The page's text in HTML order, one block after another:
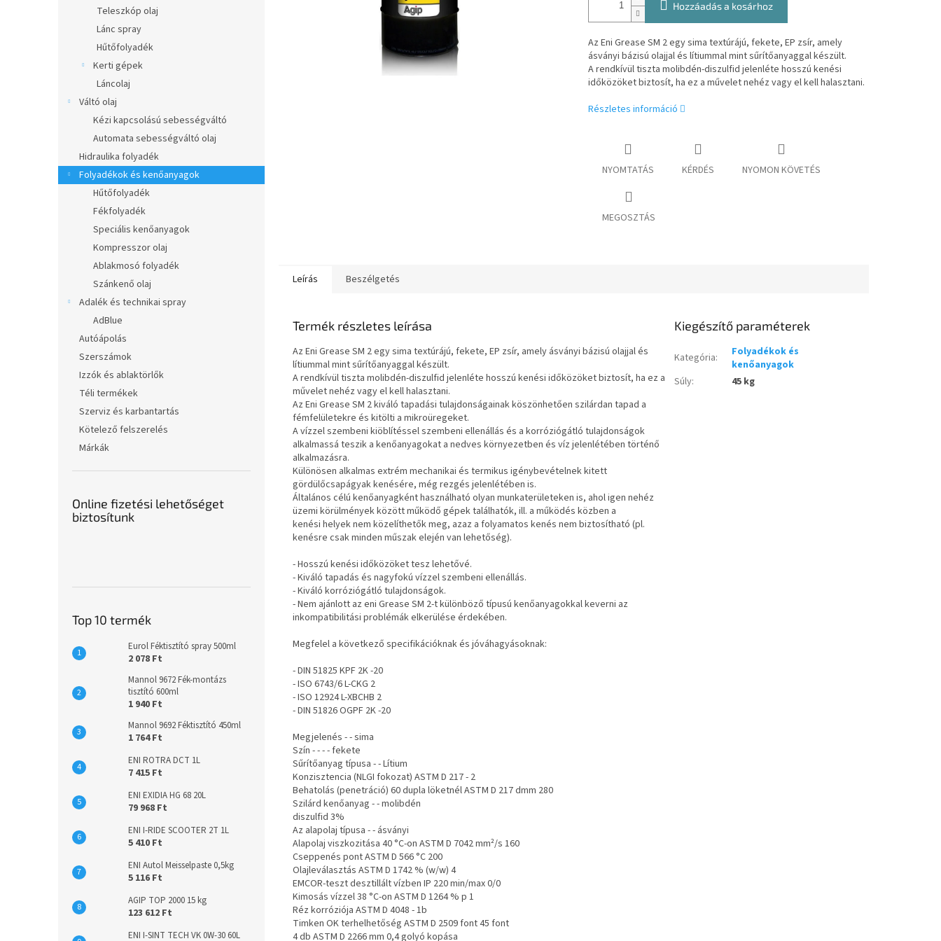
Teleszkóp olaj
Lánc spray
Hűtőfolyadék
Kerti gépek
Láncolaj
Váltó olaj
Kézi kapcsolású sebességváltó
Automata sebességváltó olaj
Hidraulika folyadék
Folyadékok és kenőanyagok
Hűtőfolyadék
Fékfolyadék
Speciális kenőanyagok
Kompresszor olaj
Ablakmosó folyadék
Szánkenő olaj
Adalék és technikai spray
AdBlue
Autóápolás
Szerszámok
Izzók és ablaktörlők
Téli termékek
Szerviz és karbantartás
Kötelező felszerelés
Márkák
Online fizetési lehetőséget
biztosítunk
Top 10 termék
Eurol Féktisztító spray 500ml
2 078 Ft
Mannol 9672 Fék-montázs
tisztító 600ml
1 940 Ft
Mannol 9692 Féktisztító 450ml
1 764 Ft
ENI ROTRA DCT 1L
7 415 Ft
ENI EXIDIA HG 68 20L
79 968 Ft
ENI I-RIDE SCOOTER 2T 1L
5 410 Ft
ENI Autol Meisselpaste 0,5kg
5 116 Ft
AGIP TOP 2000 15 kg
123 612 Ft
ENI I-SINT TECH VK 0W-30 60L
Hozzáadás a kosárhoz
Az Eni Grease SM 2 egy sima textúrájú, fekete, EP zsír, amely
ásványi bázisú olajjal és lítiummal mint sűrítőanyaggal készült.
A rendkívül tiszta molibdén-diszulfid jelenléte hosszú kenési
időközöket biztosít, ha ez a művelet nehéz vagy el kell halasztani.
Részletes információ
NYOMTATÁS KÉRDÉS NYOMON KÖVETÉS
MEGOSZTÁS
Leírás Beszélgetés
Termék részletes leírása
Az Eni Grease SM 2 egy sima textúrájú, fekete, EP zsír, amely ásványi bázisú olajjal és
lítiummal mint sűrítőanyaggal készült.
A rendkívül tiszta molibdén-diszulfid jelenléte hosszú kenési időközöket biztosít, ha ez a
művelet nehéz vagy el kell halasztani.
Az Eni Grease SM 2 kiváló tapadási tulajdonságainak köszönhetően szilárdan tapad a
fémfelületekre és kitölti a mikroüregeket.
A vízzel szembeni kiöblítéssel szembeni ellenállás és a korróziógátló tulajdonságok
alkalmassá teszik a kenőanyagokat a nedves környezetben és víz jelenlétében történő
alkalmazásra.
Különösen alkalmas extrém mechanikai és termikus igénybevételnek kitett
gördülőcsapágyak kenésére, még rezgés jelenlétében is.
Általános célú kenőanyagként használható olyan munkaterületeken is, ahol igen nehéz
üzemi körülmények között működő gépek találhatók, ill. a működés közben a
kenési helyek nem közelíthetők meg, azaz a folyamatos kenés nem biztosítható (pl.
kenésre csak minden műszak elején van lehetőség).
- Hosszú kenési időközöket tesz lehetővé.
- Kiváló tapadás és nagyfokú vízzel szembeni ellenállás.
- Kiváló korróziógátló tulajdonságok.
- Nem ajánlott az eni Grease SM 2-t különböző típusú kenőanyagokkal keverni az
inkompatibilitási problémák elkerülése érdekében.
Megfelel a következő specifikációknak és jóváhagyásoknak:
- DIN 51825 KPF 2K -20
- ISO 6743/6 L-CKG 2
- ISO 12924 L-XBCHB 2
- DIN 51826 OGPF 2K -20
Megjelenés - - sima
Szín - - - - fekete
Sűrítőanyag típusa - - Lítium
Konzisztencia (NLGI fokozat) ASTM D 217 - 2
Behatolás (penetráció) 60 dupla löketnél ASTM D 217 dmm 280
Szilárd kenőanyag - - molibdén
diszulfid 3%
Az alapolaj típusa - - ásványi
Alapolaj viszkozitása 40 °C-on ASTM D 7042 mm²/s 160
Cseppenés pont ASTM D 566 °C 200
Olajleválasztás ASTM D 1742 % (w/w) 4
EMCOR-teszt desztillált vízben IP 220 min/max 0/0
Kimosás vízzel 38 °C-on ASTM D 1264 % p 1
Réz korróziója ASTM D 4048 - 1b
Timken OK terhelhetőség ASTM D 2509 font 45 font
4 db ASTM D 2266 mm 0,4 golyó kopása
Kiegészítő paraméterek
Kategória:
Folyadékok és
kenőanyagok
Súly: 45 kg